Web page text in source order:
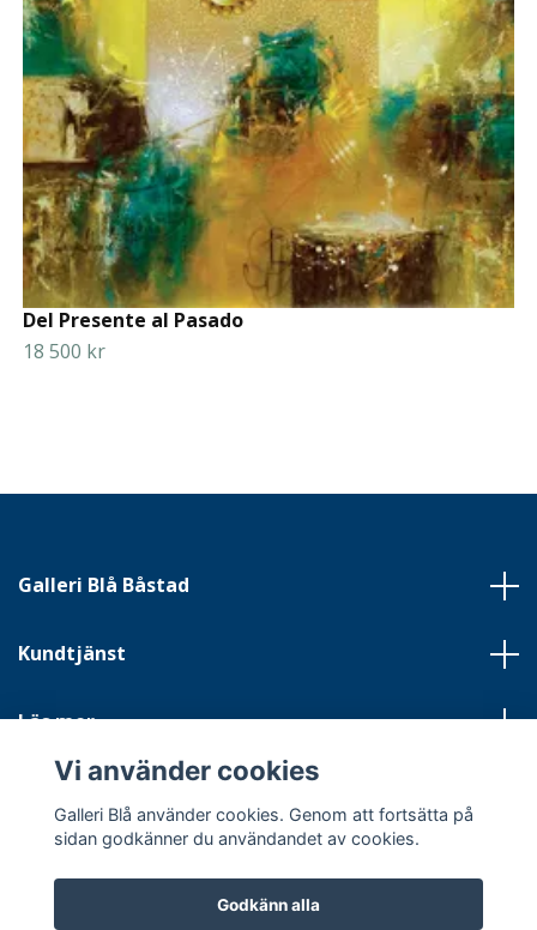
Del Presente al Pasado
18 500 kr
Galleri Blå Båstad
Kundtjänst
Läs mer
Sociala medier
Vi använder cookies
Galleri Blå använder cookies. Genom att fortsätta på
sidan godkänner du användandet av cookies.
Godkänn alla